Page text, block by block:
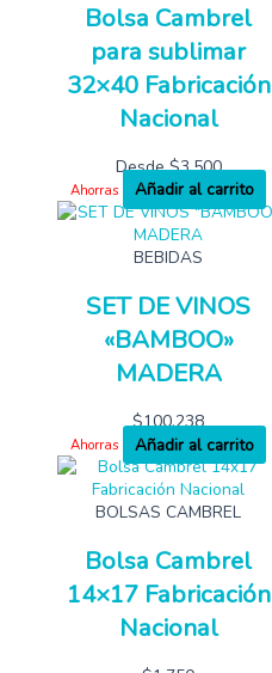
Bolsa Cambrel
para sublimar
32×40 Fabricación
Nacional
Desde$3,500
Ahorras Añadir al carrito
BEBIDAS
SET DE VINOS
«BAMBOO»
MADERA
$100,238
Ahorras Añadir al carrito
BOLSAS CAMBREL
Bolsa Cambrel
14×17 Fabricación
Nacional